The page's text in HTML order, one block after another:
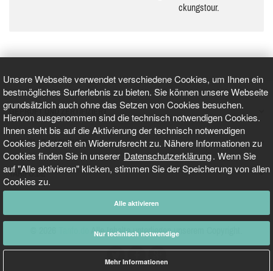
Unsere Webseite verwendet verschiedene Cookies, um Ihnen ein
bestmögliches Surferlebnis zu bieten. Sie können unsere Webseite
grundsätzlich auch ohne das Setzen von Cookies besuchen.
Hiervon ausgenommen sind die technisch notwendigen Cookies.
Ihnen steht bis auf die Aktivierung der technisch notwendigen
Cookies jederzeit ein Widerrufsrecht zu. Nähere Informationen zu
Cookies finden Sie in unserer Datenschutzerklärung. Wenn Sie
auf "Alle aktivieren" klicken, stimmen Sie der Speicherung von allen
Cookies zu.
Alle aktivieren
Nur technisch notwendige
Mehr Informationen
ckungs­tour.
GEPRÜFT UND ZERTIFIZIERT
AKTUELLE NACHRICHTEN
TARIFO.DE
Alle Inhalte unterliegen unserem Copyright.